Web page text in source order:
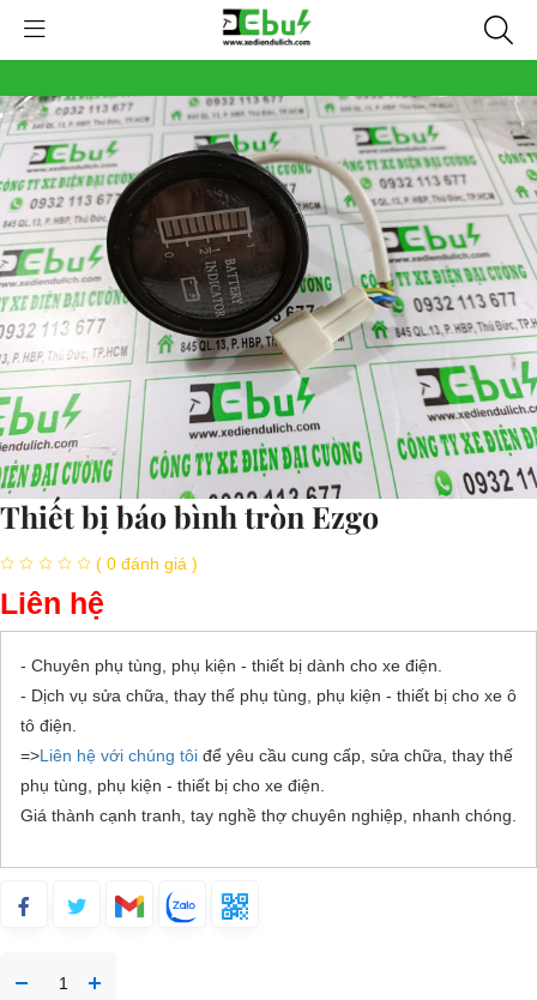
Thiết bị báo bình tròn Ezgo
( 0 đánh giá )
Liên hệ
- Chuyên phụ tùng, phụ kiện - thiết bị dành cho xe điện.
- Dịch vụ sửa chữa, thay thế phụ tùng, phụ kiện - thiết bị cho xe ô
tô điện.
=>Liên hệ với chúng tôi để yêu cầu cung cấp, sửa chữa, thay thế
phụ tùng, phụ kiện - thiết bị cho xe điện.
Giá thành cạnh tranh, tay nghề thợ chuyên nghiệp, nhanh chóng.